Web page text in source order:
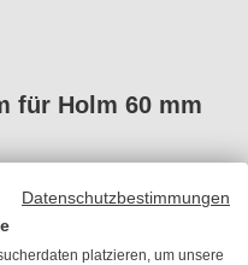
für Holm 60 mm
Datenschutzbestimmungen
platzieren, um unsere